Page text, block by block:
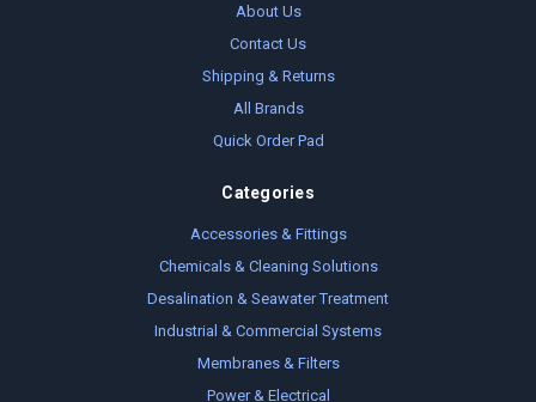
About Us
Contact Us
Shipping & Returns
All Brands
Quick Order Pad
Categories
Accessories & Fittings
Chemicals & Cleaning Solutions
Desalination & Seawater Treatment
Industrial & Commercial Systems
Membranes & Filters
Power & Electrical